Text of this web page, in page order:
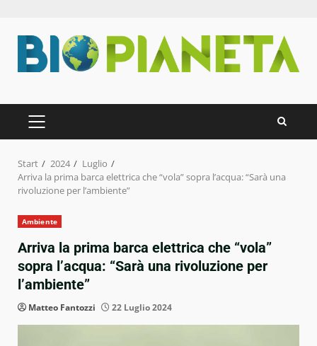
Inhalt
springen
PRIMÄRES
MENÜ
Start 2024
Luglio
Arriva la prima barca elettrica che “vola” sopra l’acqua: “Sarà una
rivoluzione per l’ambiente”
Ambiente
Arriva la prima barca elettrica che “vola”
sopra l’acqua: “Sarà una rivoluzione per
l’ambiente”
Matteo Fantozzi 22 Luglio 2024